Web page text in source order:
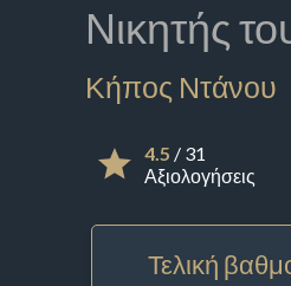
Νικητής
Κήπος Ντάνου
4.5 / 31
Αξιολογήσεις
Τελική